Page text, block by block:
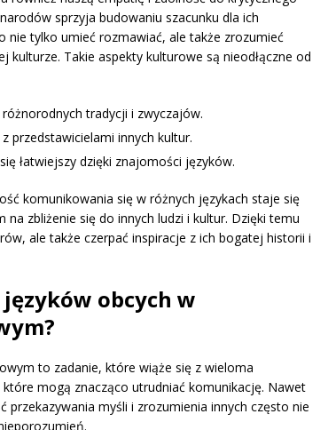
sprzyja budowaniu szacunku dla ich
nie tylko umieć rozmawiać, ale także zrozumieć
kulturze. Takie aspekty kulturowe są nieodłączne od
tradycji i zwyczajów.
przedstawicielami innych kultur.
łatwiejszy dzięki znajomości języków.
komunikowania się w różnych językach staje się
zbliżenie się do innych ludzi i kultur. Dzięki temu
ale także czerpać inspiracje z ich bogatej historii i
obcych w
to zadanie, które wiąże się z wieloma
które mogą znacząco utrudniać komunikację. Nawet
myśli i zrozumienia innych często nie